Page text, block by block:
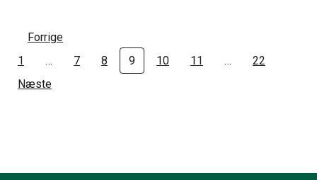
Forrige
1
… 7 8 9 10 11 …
22
Næste